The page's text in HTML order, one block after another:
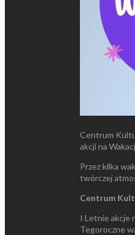
Centrum
akcji na
Przez kilka
twórczej
Centrum
I Letnie akcje
Tegoroczne